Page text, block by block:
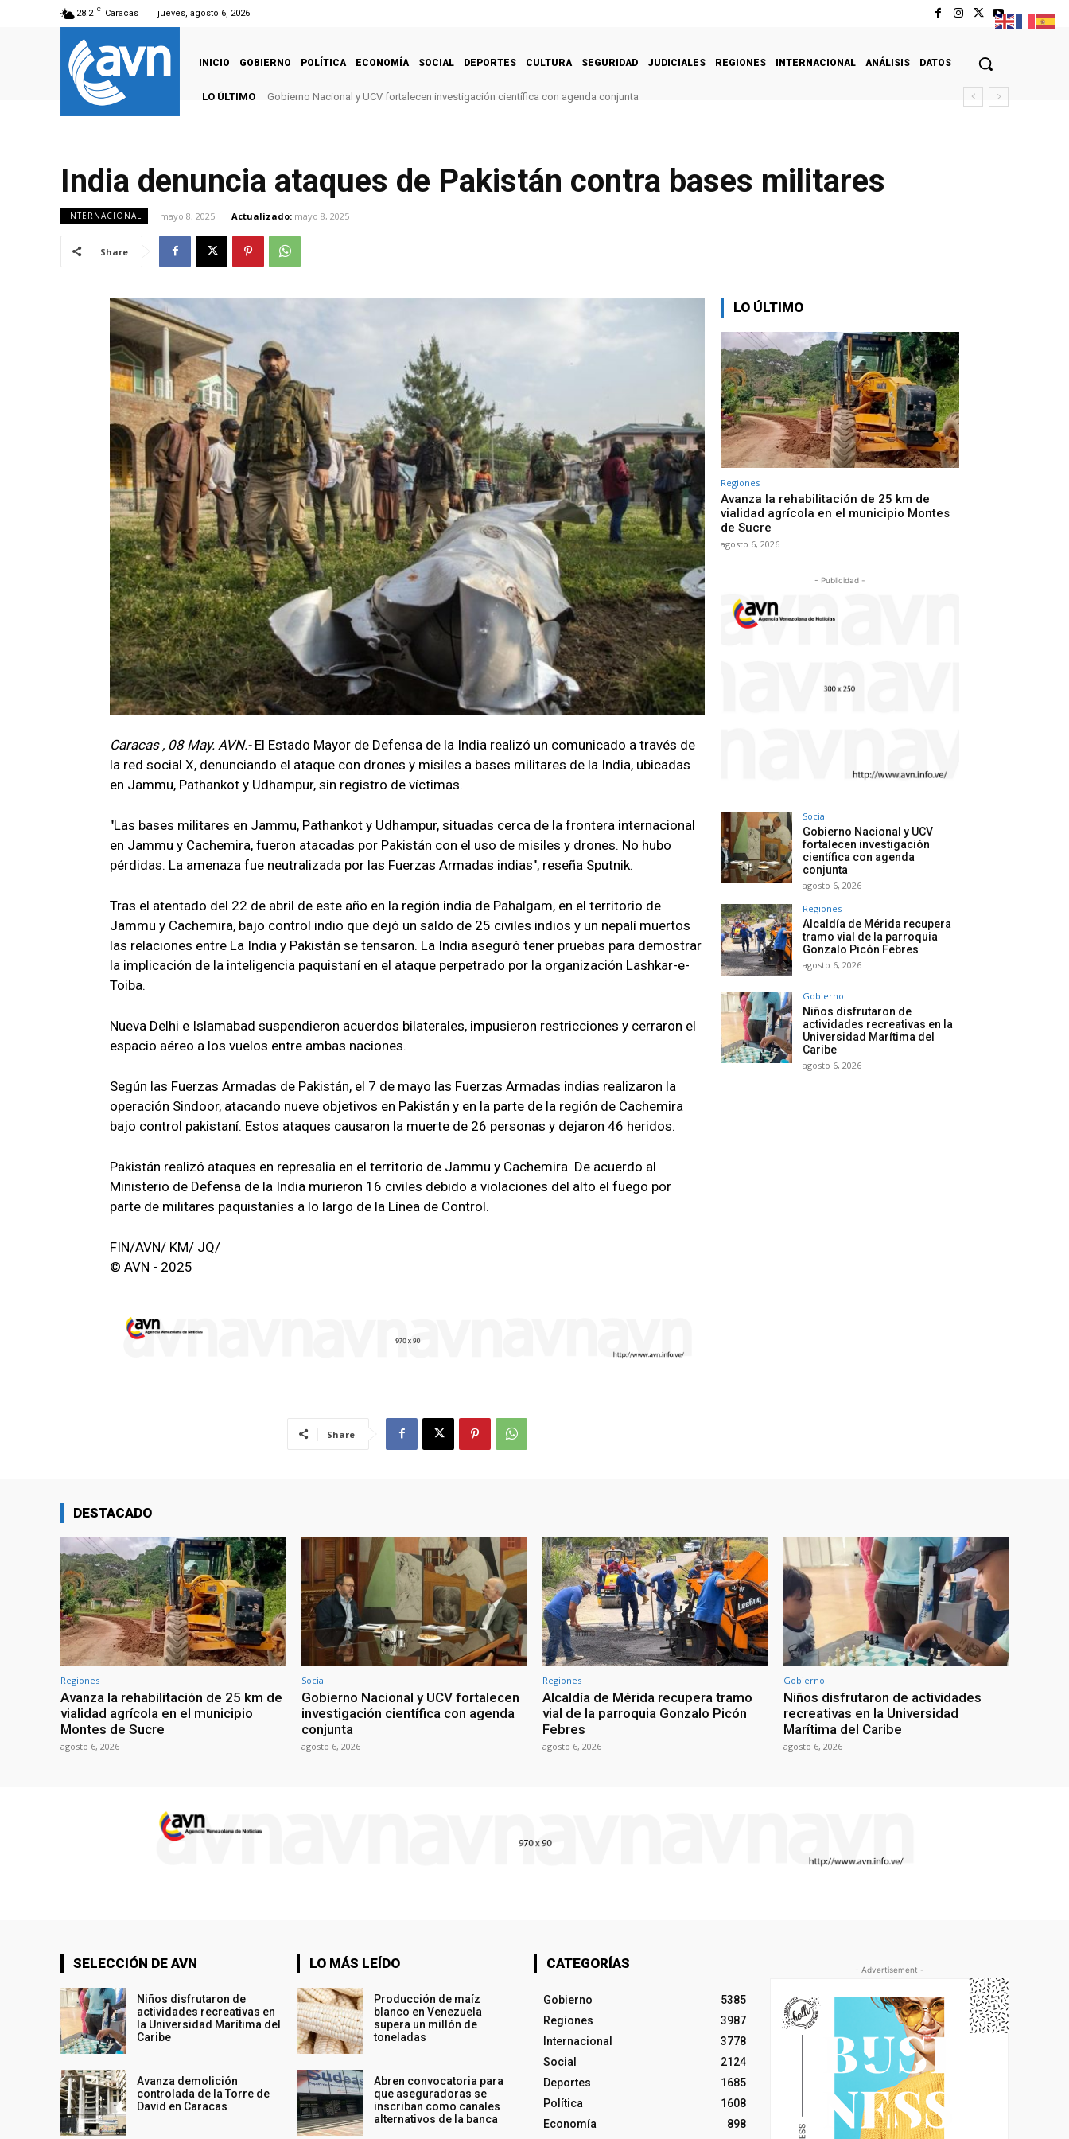
28.2 C Caracas jueves, agosto 6, 2026
INICIO GOBIERNO POLÍTICA ECONOMÍA SOCIAL DEPORTES CULTURA SEGURIDAD JUDICIALES REGIONES INTERNACIONAL ANÁLISIS DATOS
LO ÚLTIMO Gobierno Nacional y UCV fortalecen investigación científica con agenda conjunta
India denuncia ataques de Pakistán contra bases militares
INTERNACIONAL mayo 8, 2025 Actualizado: mayo 8, 2025
Share
Caracas , 08 May. AVN.- El Estado Mayor de Defensa de la India realizó un comunicado a través de
la red social X, denunciando el ataque con drones y misiles a bases militares de la India, ubicadas
en Jammu, Pathankot y Udhampur, sin registro de víctimas.
"Las bases militares en Jammu, Pathankot y Udhampur, situadas cerca de la frontera internacional
en Jammu y Cachemira, fueron atacadas por Pakistán con el uso de misiles y drones. No hubo
pérdidas. La amenaza fue neutralizada por las Fuerzas Armadas indias", reseña Sputnik.
Tras el atentado del 22 de abril de este año en la región india de Pahalgam, en el territorio de
Jammu y Cachemira, bajo control indio que dejó un saldo de 25 civiles indios y un nepalí muertos
las relaciones entre La India y Pakistán se tensaron. La India aseguró tener pruebas para demostrar
la implicación de la inteligencia paquistaní en el ataque perpetrado por la organización Lashkar-e-
Toiba.
Nueva Delhi e Islamabad suspendieron acuerdos bilaterales, impusieron restricciones y cerraron el
espacio aéreo a los vuelos entre ambas naciones.
Según las Fuerzas Armadas de Pakistán, el 7 de mayo las Fuerzas Armadas indias realizaron la
operación Sindoor, atacando nueve objetivos en Pakistán y en la parte de la región de Cachemira
bajo control pakistaní. Estos ataques causaron la muerte de 26 personas y dejaron 46 heridos.
Pakistán realizó ataques en represalia en el territorio de Jammu y Cachemira. De acuerdo al
Ministerio de Defensa de la India murieron 16 civiles debido a violaciones del alto el fuego por
parte de militares paquistaníes a lo largo de la Línea de Control.
FIN/AVN/ KM/ JQ/
© AVN - 2025
Share
LO ÚLTIMO
Regiones
Avanza la rehabilitación de 25 km de
vialidad agrícola en el municipio Montes
de Sucre
agosto 6, 2026
- Publicidad -
Social
Gobierno Nacional y UCV
fortalecen investigación
científica con agenda
conjunta
agosto 6, 2026
Regiones
Alcaldía de Mérida recupera
tramo vial de la parroquia
Gonzalo Picón Febres
agosto 6, 2026
Gobierno
Niños disfrutaron de
actividades recreativas en la
Universidad Marítima del
Caribe
agosto 6, 2026
DESTACADO
Regiones
Avanza la rehabilitación de 25 km de
vialidad agrícola en el municipio
Montes de Sucre
agosto 6, 2026
Social
Gobierno Nacional y UCV fortalecen
investigación científica con agenda
conjunta
agosto 6, 2026
Regiones
Alcaldía de Mérida recupera tramo
vial de la parroquia Gonzalo Picón
Febres
agosto 6, 2026
Gobierno
Niños disfrutaron de actividades
recreativas en la Universidad
Marítima del Caribe
agosto 6, 2026
SELECCIÓN DE AVN
Niños disfrutaron de
actividades recreativas en
la Universidad Marítima del
Caribe
Avanza demolición
controlada de la Torre de
David en Caracas
LO MÁS LEÍDO
Producción de maíz
blanco en Venezuela
supera un millón de
toneladas
Abren convocatoria para
que aseguradoras se
inscriban como canales
alternativos de la banca
CATEGORÍAS
Gobierno
5385
Regiones
3987
Internacional
3778
Social
2124
Deportes
1685
Política
1608
Economía
898
- Advertisement -